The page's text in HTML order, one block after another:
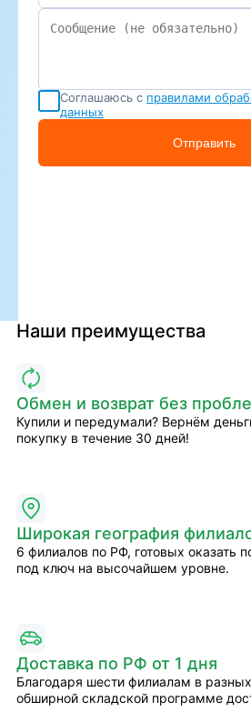
Соглашаюсь с правилами
данных
Отправить
Наши преимущества
Обмен и возврат без
Купили и передумали? Вернём
покупку в течение 30 дней!
Широкая география
6 филиалов по РФ, готовых оказать
под ключ на высочайшем уровне.
Доставка по РФ от 1 дня
Благодаря шести филиалам в
обширной складской программе